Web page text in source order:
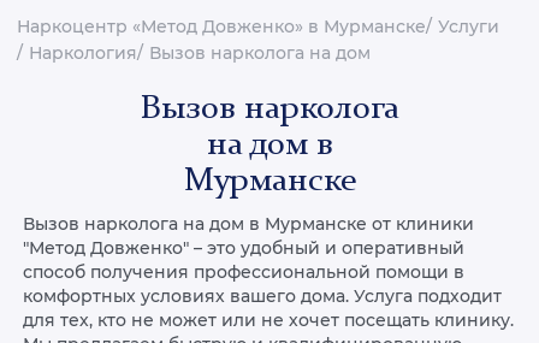
Наркоцентр «Метод Довженко» в Мурманске
Услуги
Наркология
Вызов нарколога на дом
Вызов нарколога
на дом в
Мурманске
Вызов нарколога на дом в Мурманске от клиники
"Метод Довженко" – это удобный и оперативный
способ получения профессиональной помощи в
комфортных условиях вашего дома. Услуга подходит
для тех, кто не может или не хочет посещать клинику.